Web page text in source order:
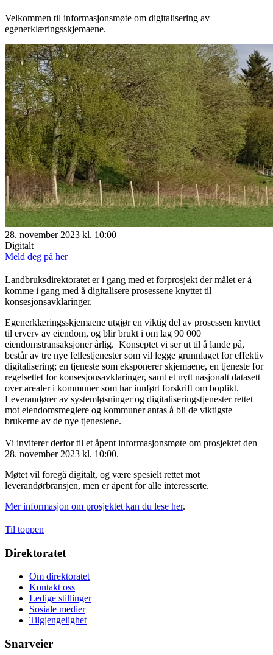
Velkommen til informasjonsmøte om digitalisering av
egenerklæringsskjemaene.
28. november 2023 kl. 10:00
Digitalt
Meld deg på her
Landbruksdirektoratet er i gang med et forprosjekt der målet er å
komme i gang med å digitalisere prosessene knyttet til
konsesjonsavklaringer.
Egenerklæringsskjemaene utgjør en viktig del av prosessen knyttet
til erverv av eiendom, og blir brukt i om lag 90 000
eiendomstransaksjoner årlig. Konseptet vi ser ut til å lande på,
består av tre nye fellestjenester som vil legge grunnlaget for effektiv
digitalisering; en tjeneste som eksponerer skjemaene, en tjeneste for
regelsettet for konsesjonsavklaringer, samt et nytt nasjonalt datasett
over arealer i kommuner som har innført forskrift om boplikt.
Leverandører av systemløsninger og digitaliseringstjenester rettet
mot eiendomsmeglere og kommuner antas å bli de viktigste
brukerne av de nye tjenestene.
Vi inviterer derfor til et åpent informasjonsmøte om prosjektet den
28. november 2023 kl. 10:00.
Møtet vil foregå digitalt, og være spesielt rettet mot
leverandørbransjen, men er åpent for alle interesserte.
Mer informasjon om prosjektet kan du lese her.
Til toppen
Direktoratet
Om direktoratet
Kontakt oss
Ledige stillinger
Sosiale medier
Tilgjengelighet
Snarveier